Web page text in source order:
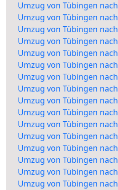
Umzug von Tübingen
Umzug von Tübingen
Umzug von Tübingen
Umzug von Tübingen
Umzug von Tübingen
Umzug von Tübingen
Umzug von Tübingen
Umzug von Tübingen
Umzug von Tübingen nach
Umzug von Tübingen
Umzug von Tübingen
Umzug von Tübingen
Umzug von Tübingen
Umzug von Tübingen
Umzug von Tübingen
Umzug von Tübingen